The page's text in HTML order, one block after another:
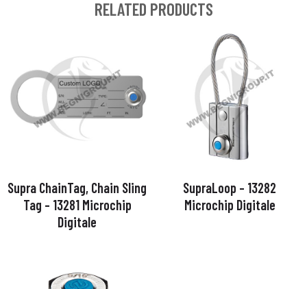
RELATED PRODUCTS
Supra ChainTag, Chain Sling
Tag – 13281 Microchip
Digitale
SupraLoop – 13282
Microchip Digitale